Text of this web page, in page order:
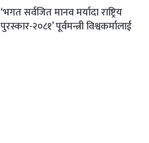
‘भगत सर्वजित मानव मर्यादा राष्ट्रिय
पुरस्कार-२०८१’ पूर्वमन्त्री विश्वकर्मालाई